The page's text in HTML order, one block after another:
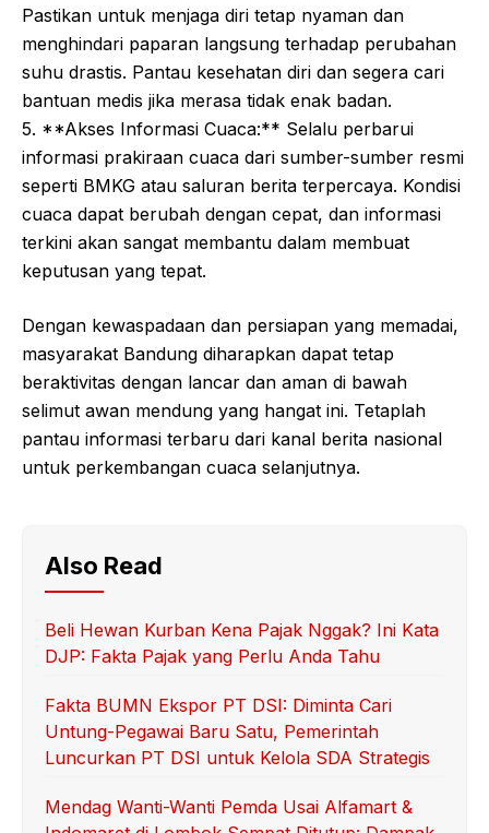
Pastikan untuk menjaga diri tetap nyaman dan
menghindari paparan langsung terhadap perubahan
suhu drastis. Pantau kesehatan diri dan segera cari
bantuan medis jika merasa tidak enak badan.
5. **Akses Informasi Cuaca:** Selalu perbarui
informasi prakiraan cuaca dari sumber-sumber resmi
seperti BMKG atau saluran berita terpercaya. Kondisi
cuaca dapat berubah dengan cepat, dan informasi
terkini akan sangat membantu dalam membuat
keputusan yang tepat.
Dengan kewaspadaan dan persiapan yang memadai,
masyarakat Bandung diharapkan dapat tetap
beraktivitas dengan lancar dan aman di bawah
selimut awan mendung yang hangat ini. Tetaplah
pantau informasi terbaru dari kanal berita nasional
untuk perkembangan cuaca selanjutnya.
Also Read
Beli Hewan Kurban Kena Pajak Nggak? Ini Kata
DJP: Fakta Pajak yang Perlu Anda Tahu
Fakta BUMN Ekspor PT DSI: Diminta Cari
Untung-Pegawai Baru Satu, Pemerintah
Luncurkan PT DSI untuk Kelola SDA Strategis
Mendag Wanti-Wanti Pemda Usai Alfamart &